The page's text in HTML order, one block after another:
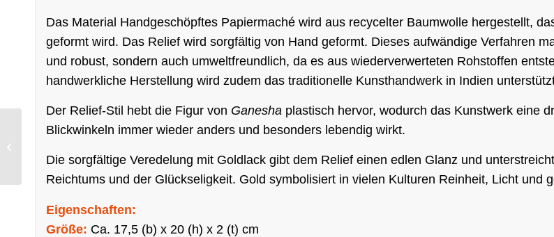
Das Material Handgeschöpftes Papiermaché wird aus recycelter Baumwolle hergestellt,
geformt wird. Das Relief wird sorgfältig von Hand geformt. Dieses aufwändige Verfahren
und robust, sondern auch umweltfreundlich, da es aus wiederverwerteten Rohstoffen
handwerkliche Herstellung wird zudem das traditionelle Kunsthandwerk in Indien
Der Relief-Stil hebt die Figur von Ganesha plastisch hervor, wodurch das Kunstwerk eine
Blickwinkeln immer wieder anders und besonders lebendig wirkt.
Die sorgfältige Veredelung mit Goldlack gibt dem Relief einen edlen Glanz und
Reichtums und der Glückseligkeit. Gold symbolisiert in vielen Kulturen Reinheit, Licht und
Eigenschaften:
Größe: Ca. 17,5 (b) x 20 (h) x 2 (t) cm
Grüntöne